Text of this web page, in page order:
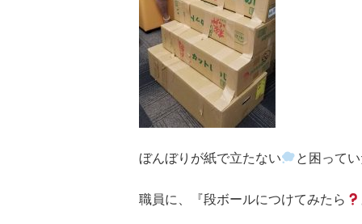
ぼんぼりが紙で立たない と困って
職員に、『段ボールにつけてみたら